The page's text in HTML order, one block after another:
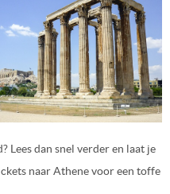
Lees dan snel verder en laat je
naar Athene voor een toffe